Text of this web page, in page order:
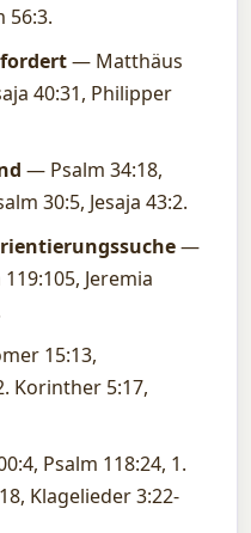
56:3.
— Matthäus
40:31, Philipper
— Psalm 34:18,
30:5, Jesaja 43:2.
—
Jeremia
15:13,
Korinther 5:17,
Psalm 118:24, 1.
Klagelieder 3:22-